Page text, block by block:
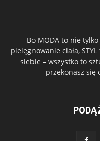
Bo MODA to nie
pielęgnowanie ciała,
siebie – wszystko to
przekonasz się